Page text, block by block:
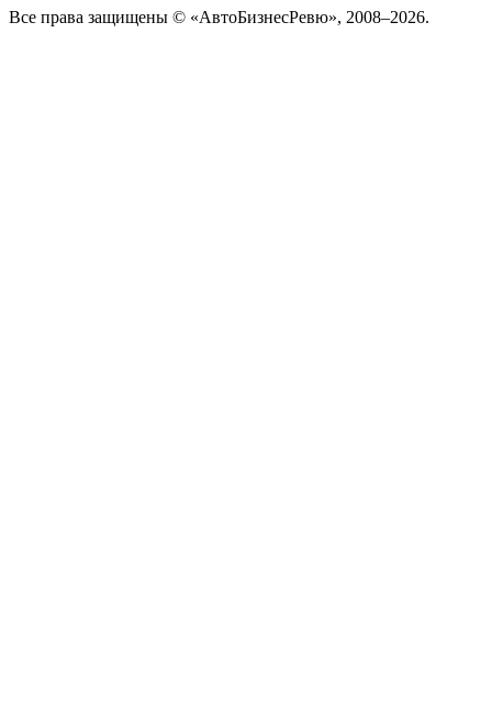
Все права защищены © «АвтоБизнесРевю», 2008–2026.